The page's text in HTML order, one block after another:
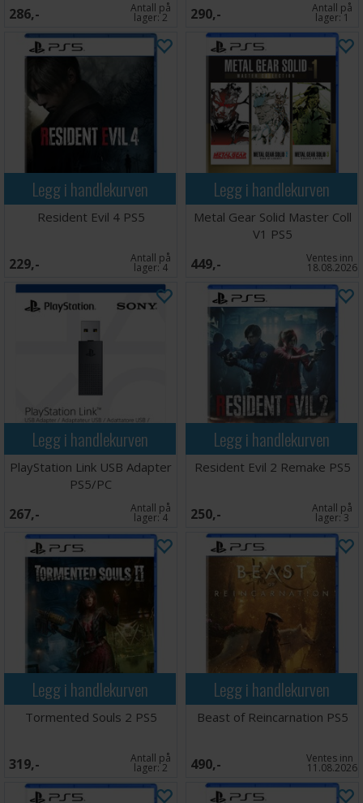
286,- Antall på
lager:2 290,- Antall på
lager:1
Legg i handlekurven
Resident Evil 4 PS5
229,- Antall på
lager:4
Legg i handlekurven
Metal Gear Solid Master Coll
V1 PS5
449,- Ventes inn
18.08.2026
Legg i handlekurven
PlayStation Link USB Adapter
PS5/PC
267,- Antall på
lager:4
Legg i handlekurven
Resident Evil 2 Remake PS5
250,- Antall på
lager:3
Legg i handlekurven
Tormented Souls 2 PS5
319,- Antall på
lager:2
Legg i handlekurven
Beast of Reincarnation PS5
490,- Ventes inn
11.08.2026